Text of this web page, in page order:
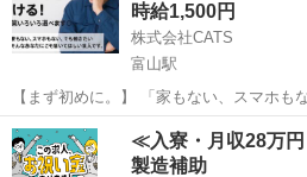
時給1,500円
株式会社CATS
富山駅
【まず初めに。】 「家もない、スマホもない、でも働きたい」 そんな
あなたにこそ届いてほしい求人です。 ⸻ 【お仕事内容】 • 倉庫内
富山 富山市 富山駅 工場
≪入寮・月収28万
製造補助